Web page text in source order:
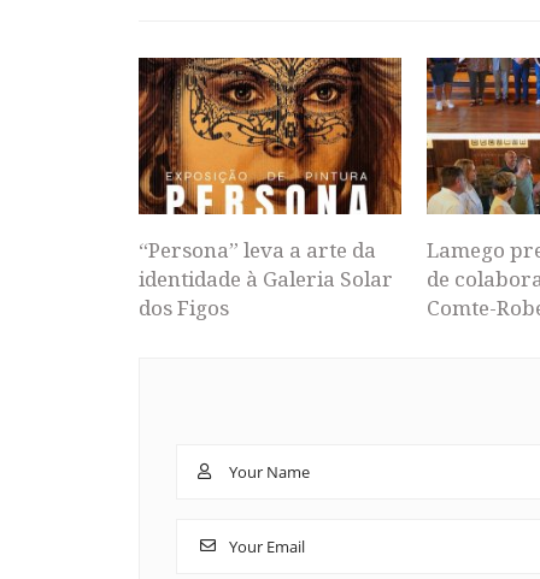
“Persona” leva a arte da
identidade à Galeria Solar
dos Figos
Lamego
de
Comte-